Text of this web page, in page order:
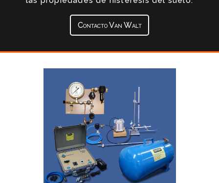
Contacto Van Walt